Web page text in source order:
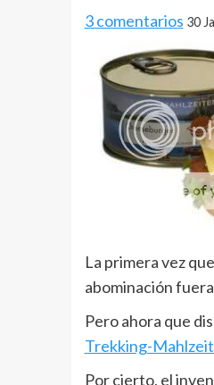
3 comentarios 30
La primera vez
abominación
Pero ahora que
Trekking-
Por cierto, el